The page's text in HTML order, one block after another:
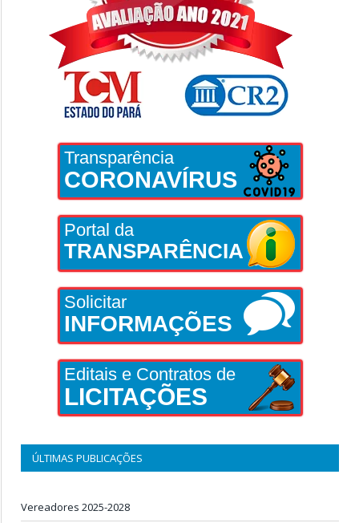
Transparência
CORONAVÍRUS
Portal da
TRANSPARÊNCIA
Solicitar
INFORMAÇÕES
Editais e Contratos de
LICITAÇÕES
ÚLTIMAS PUBLICAÇÕES
Vereadores 2025-2028